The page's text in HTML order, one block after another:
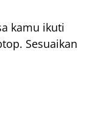
kamu ikuti
Sesuaikan